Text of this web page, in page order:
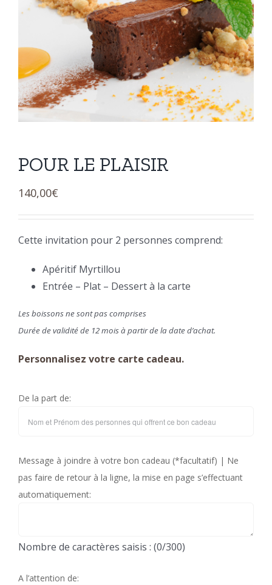
POUR LE PLAISIR
140,00€
Cette invitation pour 2 personnes comprend:
Apéritif Myrtillou
Entrée – Plat – Dessert à la carte
Les boissons ne sont pas comprises
Durée de validité de 12 mois à partir de la date d’achat.
Personnalisez votre carte cadeau.
De la part de:
Message à joindre à votre bon cadeau (*facultatif) | Ne
pas faire de retour à la ligne, la mise en page s’effectuant
automatiquement:
Nombre de caractères saisis : (0/300)
A l’attention de: